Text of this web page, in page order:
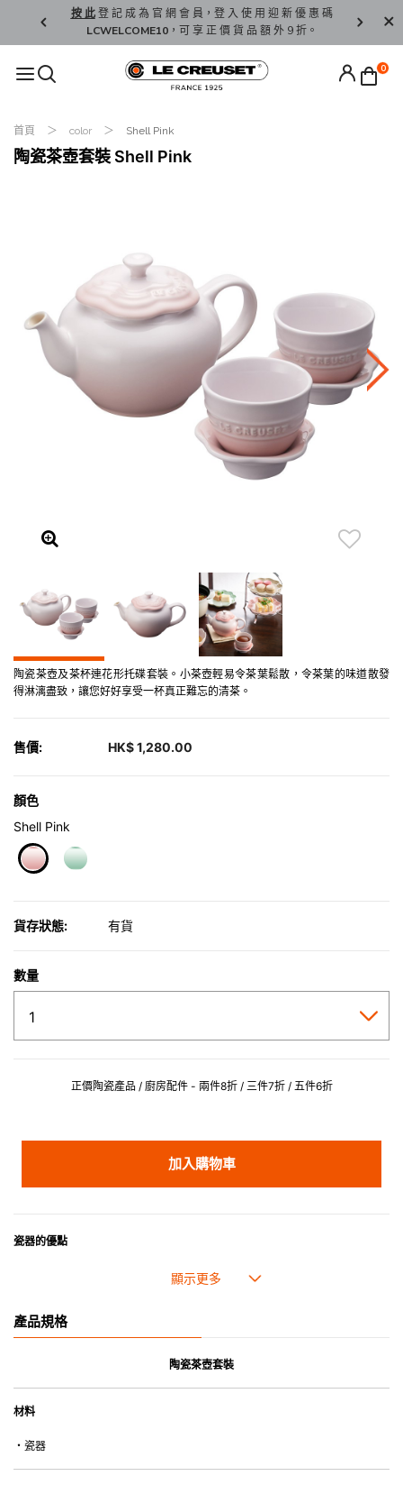
按 此登 記 成 為 官 網 會 員，登 入 使 用 迎 新 優 惠 碼
LCWELCOME10，可 享 正 價 貨 品 額 外 9 折。
香 港 / 澳
0
首頁 color Shell Pink
陶瓷茶壺套裝 Shell Pink
陶瓷茶壺及茶杯連花形托碟套裝。小茶壺輕易令茶葉鬆散，令茶葉的味道散發
得淋漓盡致，讓您好好享受一杯真正難忘的清茶。
售價: HK$ 1,280.00
顏色
Shell Pink
貨存狀態: 有貨
數量
正價陶瓷產品 / 廚房配件 - 兩件8折 / 三件7折 / 五件6折
加入購物車
瓷器的優點
• 耐熱性極佳，適用於微波爐，也可放入焗爐，耐熱程度高達260℃。
• 可用於洗碗機。
• 合乎食用安全的塗層表面，幾乎不黏，食物容易脫落，清洗方便。
*不可直接用於熱源上
產品規格
陶瓷茶壺套裝
材料
・瓷器